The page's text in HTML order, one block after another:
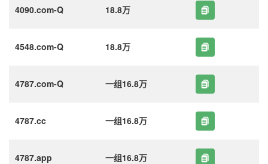
4090.com-Q 18.8万
4548.com-Q 18.8万
4787.com-Q 一组16.8万
4787.cc 一组16.8万
4787.app 一组16.8万